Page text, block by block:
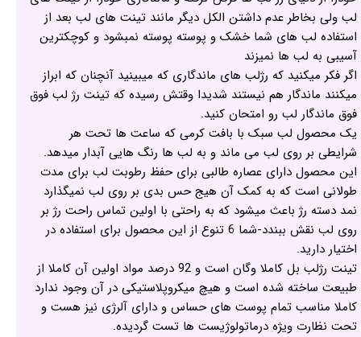
لب ولی بخاطر عدم داشتن الکل دیگر مانند تینت های لب بعد از
استفاده لب های شما خشک و پوسته پوسته نمبشود و کوچکترین
آسیبی به لب ها نمیزند
اگر فکر میکنید که رژلب های ماندگاری که میبینید آنچنان که ابراز
میکنند ماندگار هم نیستند شدیدا وقتش رسیده که تینت رژ لب فوق
فوق ماندگار لب رو امتحان کنید.
یک محصول لب سبک با بافت کرمی که ساعت ها تحت هر
شرایطی بر روی لب می ماند و به لب ها رنگ هایی آبدار میدهد.
این محصول دارای عصاره طالبی برای حفظ رطوبت لب برای مدت
طولانی است که به کمک آن هیج حس بدی بر روی لب نمیگذارد
نمد دسته رژ باعث میشود که به راحتی با اولین تماس راحت رژ بر
روی لب نقش ببندد-شما 6 تنوع از این محصول برای استفاده در
اختیار دارید.
تینت رژلب بل کاملا وگان است و 92 درصد مواد اولین آن کاملا از
طبیعت ساخته شده است و هیچ میکروپلاستیکی در آن وجود ندارد
کاملا مناسب تمام پوست های حساس و دارای آلرژی نیز هست و
تحت نظارت ویژه درماتولوژیست ها تست گردیده.